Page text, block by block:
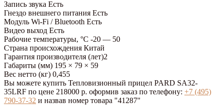
Запись звука Есть
Гнездо внешнего питания Есть
Модуль Wi-Fi / Bluetooth Есть
Видео выход Есть
Рабочие температуры, °С -20 — 50
Страна происхождения Китай
Гарантия производителя (лет)2
Габариты (мм) 195 × 79 × 59
Вес нетто (кг) 0,455
Вы можете купить Тепловизионный прицел PARD SA32-
35LRF по цене 218000 р. оформив заказ по телефону: +7 (495)
790-37-32 и назвав номер товара "41287"